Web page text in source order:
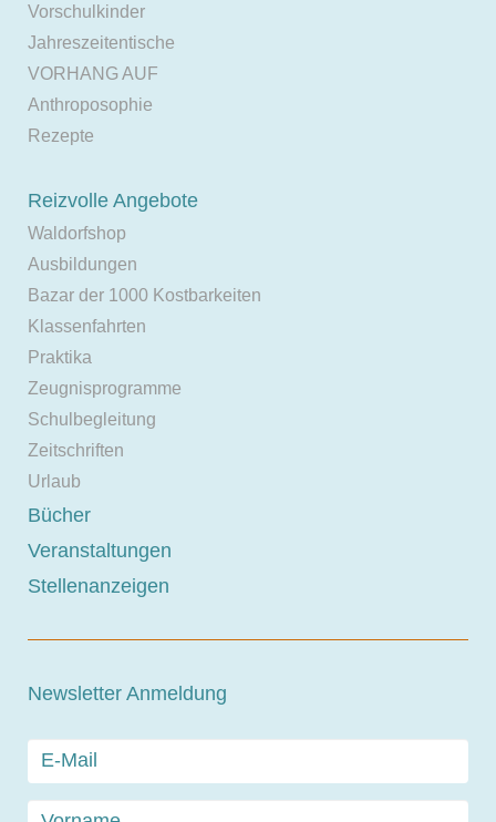
Vorschulkinder
Jahreszeitentische
VORHANG AUF
Anthroposophie
Rezepte
Reizvolle Angebote
Waldorfshop
Ausbildungen
Bazar der 1000 Kostbarkeiten
Klassenfahrten
Praktika
Zeugnisprogramme
Schulbegleitung
Zeitschriften
Urlaub
Bücher
Veranstaltungen
Stellenanzeigen
Newsletter Anmeldung